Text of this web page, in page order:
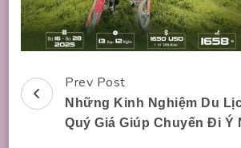
Post
Navigation
Prev Post
Những Kinh Nghiệm Du
Quý Giá Giúp Chuyến Đi Ý